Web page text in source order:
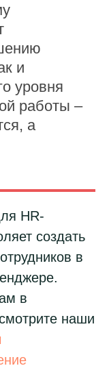
и
уровня
работы –
а
HR-
создать
в
в
наши